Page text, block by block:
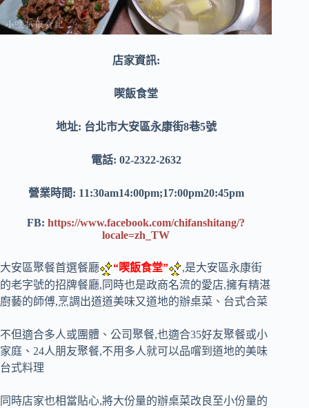
店家資訊:
喫飯食堂
地址: 台北市大安區永康街8巷5號
電話: 02-2322-2632
營業時間: 11:30am14:00pm;17:00pm20:45pm
FB:https://www.facebook.com/chifanshitang/?
locale=zh_TW
大安區聚餐首選餐廳 “喫飯食堂”
,是大安區永康街
的老字號的招牌餐廳,同時也是政商名流的愛店,擁有精湛
廚藝的師傅,烹調出道道美味又道地的辦桌菜、台式合菜
不但適合多人或團體、公司聚餐,也適合35好友聚餐或小
家庭、24人朋友聚餐,不用多人就可以品嚐到道地的美味
台式料理
同時店家也相當貼心,將大份量的辦桌菜改良至小份量的